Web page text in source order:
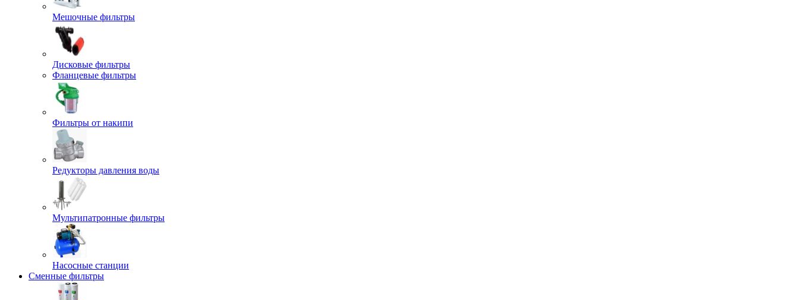
Мешочные фильтры
Дисковые фильтры
Фланцевые фильтры
Фильтры от накипи
Редукторы давления воды
Мультипатронные фильтры
Насосные станции
Сменные фильтры